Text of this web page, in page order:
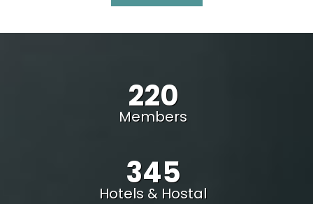
220
Members
345
Hotels & Hostal